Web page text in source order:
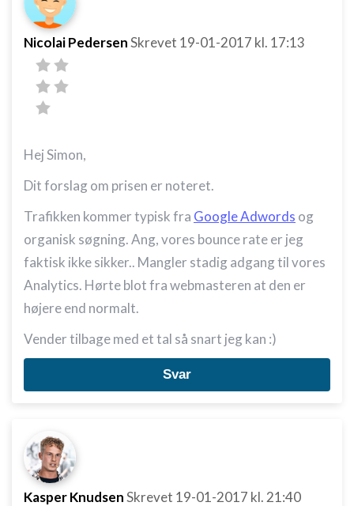
Nicolai PedersenSkrevet 19-01-2017 kl. 17:13
Hej Simon,
Dit forslag om prisen er noteret.
Trafikken kommer typisk fra Google Adwords og
organisk søgning. Ang, vores bounce rate er jeg
faktisk ikke sikker.. Mangler stadig adgang til vores
Analytics. Hørte blot fra webmasteren at den er
højere end normalt.
Vender tilbage med et tal så snart jeg kan :)
Svar
Kasper KnudsenSkrevet 19-01-2017 kl. 21:40